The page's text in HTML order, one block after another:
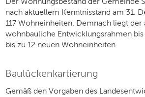
nach aktuellem Kenntnisstand am 31.
117 Wohneinheiten. Demnach liegt der
wohnbauliche Entwicklungsrahmen
bis zu 12 neuen Wohneinheiten.
Baulückenkartierung
Gemäß den Vorgaben des